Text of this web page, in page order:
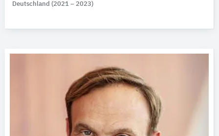
Deutschland (2021 – 2023)